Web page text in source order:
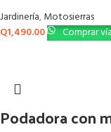
Jardinería,Motosierras
Q1,490.00 Comprar
Podadora con